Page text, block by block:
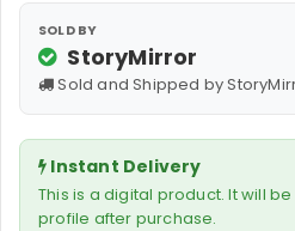
SOLD BY
StoryMirror
Sold and Shipped by
Instant Delivery
This is a digital product. It will
profile after purchase.